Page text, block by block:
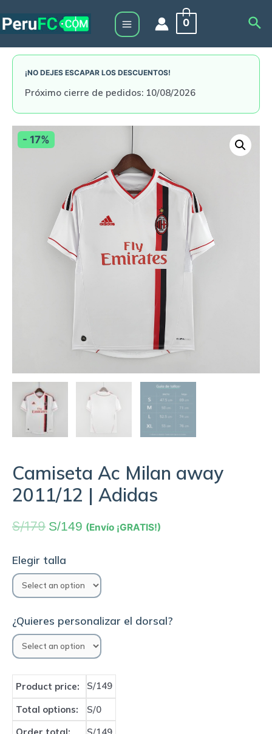
to
Main
Menu
0
¡NO DEJES ESCAPAR LOS DESCUENTOS!
Próximo cierre de pedidos: 10/08/2026
- 17%
Camiseta Ac Milan away
2011/12 | Adidas
S/179 S/149 (Envío ¡GRATIS!)
Elegir talla
¿Quieres personalizar el dorsal?
Product price: S/149
Total options:
S/0